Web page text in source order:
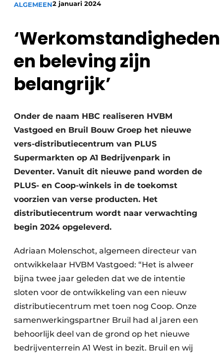
story metadata
Vacature aanmelden
Vacatures
Glas
Modulair bouwen
ALGEMEEN2 januari 2024
‘Werkomstandigheden
en beleving zijn
belangrijk’
Onder de naam HBC realiseren HVBM
Vastgoed en Bruil Bouw Groep het nieuwe
vers-distributiecentrum van PLUS
Supermarkten op A1 Bedrijvenpark in
Deventer. Vanuit dit nieuwe pand worden de
PLUS- en Coop-winkels in de toekomst
voorzien van verse producten. Het
distributiecentrum wordt naar verwachting
begin 2024 opgeleverd.
Adriaan Molenschot, algemeen directeur van
ontwikkelaar HVBM Vastgoed: “Het is alweer
bijna twee jaar geleden dat we de intentie
sloten voor de ontwikkeling van een nieuw
distributiecentrum met toen nog Coop. Onze
samenwerkingspartner Bruil had al jaren een
behoorlijk deel van de grond op het nieuwe
bedrijventerrein A1 West in bezit. Bruil en wij